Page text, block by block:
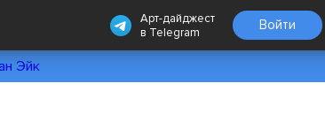
Арт-дайджест
в Telegram Войти
Эйк